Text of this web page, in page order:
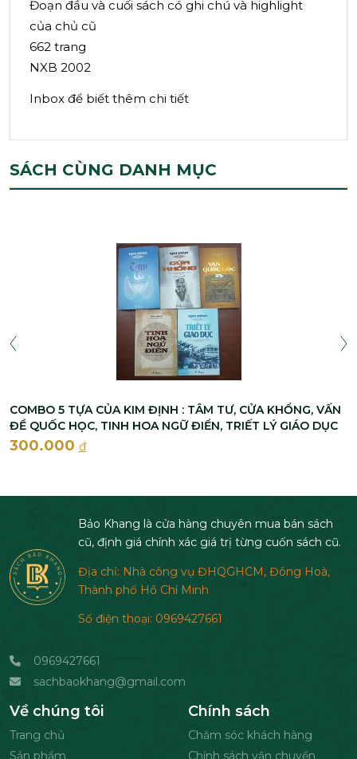
Đoạn đầu và cuối sách có ghi chú và highlight
của chủ cũ
662 trang
NXB 2002
Inbox để biết thêm chi tiết
SÁCH CÙNG DANH MỤC
COMBO 5 TỰA CỦA KIM ĐỊNH : TÂM TƯ, CỬA KHỔNG, VẤN
ĐỀ QUỐC HỌC, TINH HOA NGỮ ĐIỂN, TRIẾT LÝ GIÁO DỤC
300.000 đ
Bảo Khang là cửa hàng chuyên mua bán sách
cũ, định giá chính xác giá trị từng cuốn sách cũ.
Địa chỉ: Nhà công vụ ĐHQGHCM, Đông Hoà,
Thành phố Hồ Chí Minh
Số điện thoại: 0969427661
0969427661
sachbaokhang@gmail.com
Về chúng tôi
Trang chủ
Sản phẩm
Chính sách
Chăm sóc khách hàng
Chính sách vận chuyển